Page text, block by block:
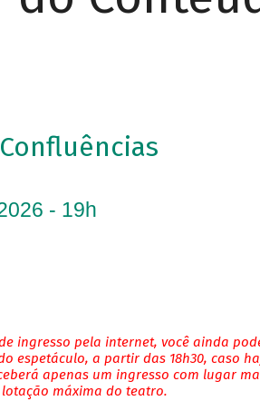
- 19h
ingresso pela internet, você ainda
espetáculo, a partir das 18h30, caso
apenas um ingresso com lugar
máxima do teatro.